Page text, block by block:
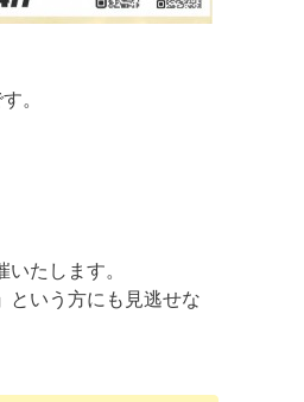
。
たします。
という方にも見逃せな